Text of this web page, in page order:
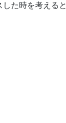
た時を考えると